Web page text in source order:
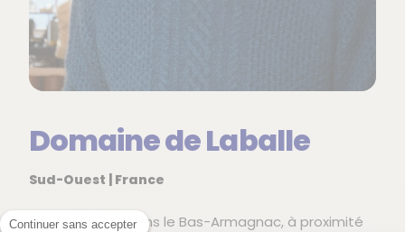
Continuer sans accepter
Domaine de Laballe
Sud-Ouest | France
Fondé en 1820 dans le Bas-Armagnac, à proximité